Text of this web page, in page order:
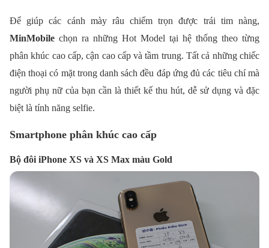
Để giúp các cánh mày râu chiếm trọn được trái tim nàng,
MinMobile chọn ra những Hot Model tại hệ thống theo từng
phân khúc cao cấp, cận cao cấp và tầm trung. Tất cả những chiếc
điện thoại có mặt trong danh sách đều đáp ứng đủ các tiêu chí mà
người phụ nữ của bạn cần là thiết kế thu hút, dễ sử dụng và đặc
biệt là tính năng selfie.
Smartphone phân khúc cao cấp
Bộ đôi iPhone XS và XS Max màu Gold